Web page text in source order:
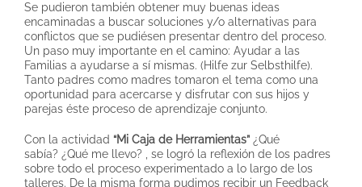
Se pudieron también obtener muy buenas ideas
encaminadas a buscar soluciones y/o alternativas para
conflictos que se pudiésen presentar dentro del proceso.
Un paso muy importante en el camino: Ayudar a las
Familias a ayudarse a sí mismas. (Hilfe zur Selbsthilfe).
Tanto padres como madres tomaron el tema como una
oportunidad para acercarse y disfrutar con sus hijos y
parejas éste proceso de aprendizaje conjunto.
Con la actividad “Mi Caja de Herramientas” ¿Qué
sabía? ¿Qué me llevo? , se logró la reflexión de los padres
sobre todo el proceso experimentado a lo largo de los
talleres. De la misma forma pudimos recibir un Feedback